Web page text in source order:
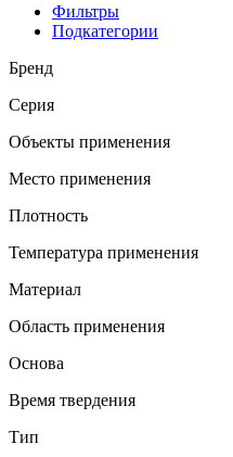
Фильтры
Подкатегории
Бренд
Серия
Объекты применения
Место применения
Плотность
Температура применения
Материал
Область применения
Основа
Время твердения
Тип